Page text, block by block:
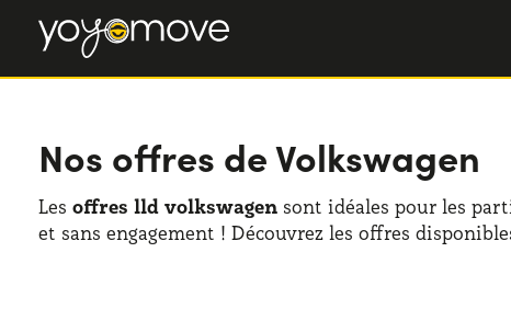
Nos offres de Volkswagen
Les offres lld volkswagen sont idéales pour les
et sans engagement ! Découvrez les offres